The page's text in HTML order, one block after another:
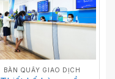
BÀN QUẦY GIAO DỊCH